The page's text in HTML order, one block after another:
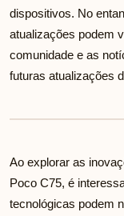
dispositivos. No
atualizações podem
comunidade e as
futuras atualizações
Ao explorar as
Poco C75, é
tecnológicas podem